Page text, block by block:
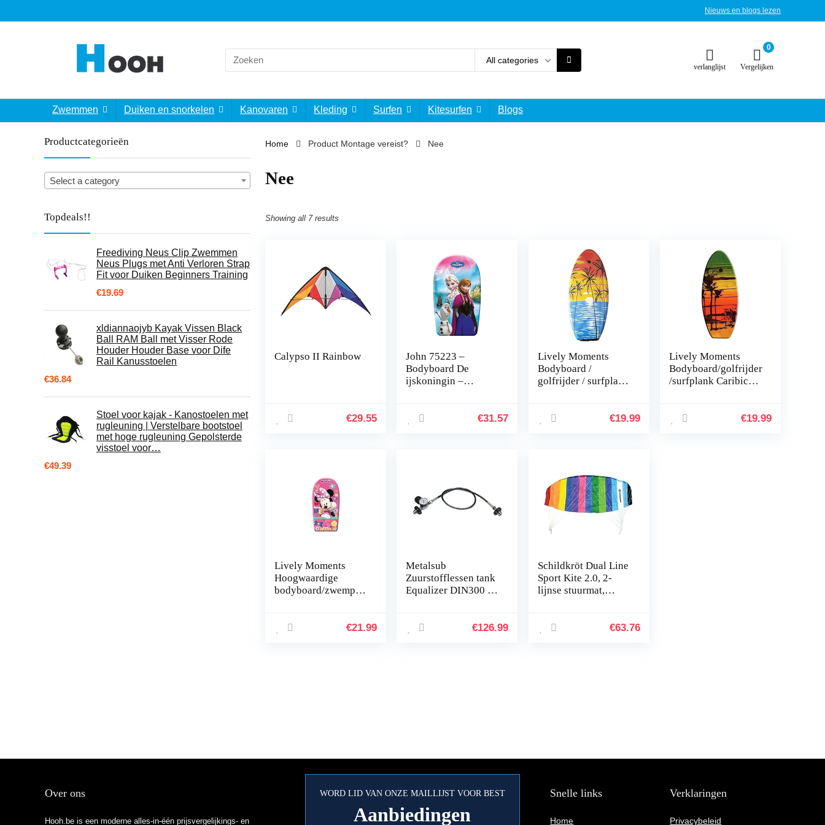
Nieuws en blogs lezen
Search
for:
All categories
verlanglijst
0
Vergelijken
Zwemmen Duiken en snorkelen Kanovaren Kleding Surfen Kitesurfen Blogs
Productcategorieën
Select a category
Topdeals!!
Freediving Neus Clip Zwemmen
Neus Plugs met Anti Verloren Strap
Fit voor Duiken Beginners Training
€19.69
xldiannaojyb Kayak Vissen Black
Ball RAM Ball met Visser Rode
Houder Houder Base voor Dife
Rail Kanusstoelen
€36.84
Stoel voor kajak - Kanostoelen met
rugleuning | Verstelbare bootstoel
met hoge rugleuning Gepolsterde
visstoel voor…
€49.39
Home Product Montage vereist? ‎Nee
‎Nee
Showing all 7 results
Calypso II Rainbow
€29.55
John 75223 –
Bodyboard De
ijskoningin –
kinderen
€31.57
Lively Moments
Bodyboard /
golfrijder / surfplank
€19.99
Lively Moments
Bodyboard/golfrijder
/surfplank Caribic
€19.99
Lively Moments
Hoogwaardige
bodyboard/zwempla
Being Fabulous ca.
€21.99
Metalsub
Zuurstofflessen tank
Equalizer DIN300 +
€126.99
Schildkröt Dual Line
Sport Kite 2.0, 2-
lijnse stuurmat,
Polyester Flying Line
€63.76
Over ons
Hooh.be is een moderne alles-in-één prijsvergelijkings- en
WORD LID VAN ONZE MAILLIJST VOOR BEST
Aanbiedingen
Snelle links
Home
Verklaringen
Privacybeleid